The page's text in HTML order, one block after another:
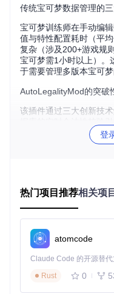
传统宝可梦数据管理的
宝可梦训练师在手动编
值与特性配置耗时（平
复杂（涉及200+游戏规
宝可梦需1小时以上）。
于需要管理多版本宝可梦
AutoLegalityMod的突破
该插件通过三大创新技
多线程批量处理架构。
效率提升90%，合法性
git clone
配置插件运行环境
使用Visual Studio打
ityMod项目
选择"生成"选项，等
登
热门项目推荐相关项
atomcode
Rust
0